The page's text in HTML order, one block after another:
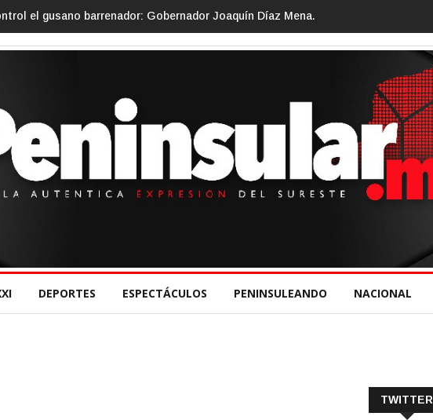
impulsa el turismo comunitario desde el Senado de la República.
DEPORTES ESPECTÁCULOS PENINSULEANDO NACIONAL
TWITTER